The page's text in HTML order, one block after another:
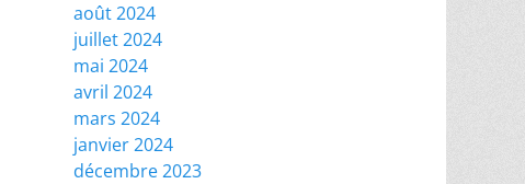
août 2024
juillet 2024
mai 2024
avril 2024
mars 2024
janvier 2024
décembre 2023